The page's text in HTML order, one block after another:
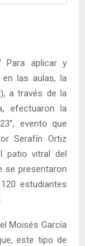
Para aplicar y
las aulas, la
a través de la
efectuaron la
evento que
Serafín Ortiz
patio vitral del
se presentaron
estudiantes
Moisés García
este tipo de